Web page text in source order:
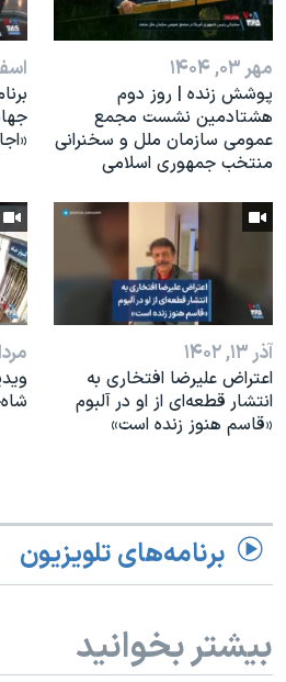
مهر ۰۳, ۱۴۰۴
پوشش زنده | روز دوم
هشتادمین نشست مجمع
عمومی سازمان ملل و سخنرانی
منتخب جمهوری اسلامی
اسفند
آذر ۱۳, ۱۴۰۲
اعتراض علیرضا افتخاری به
انتشار قطعه‌ای از او در آلبوم
«قاسم هنوز زنده است»
مرداد
برنامه‌های تلویزیون
بیشتر بخوانید